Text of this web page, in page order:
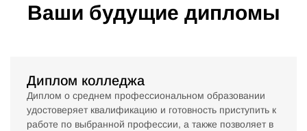
Ваши будущие дипломы
Диплом колледжа
Диплом о среднем профессиональном образовании
удостоверяет квалификацию и готовность приступить к
работе по выбранной профессии, а также позволяет в